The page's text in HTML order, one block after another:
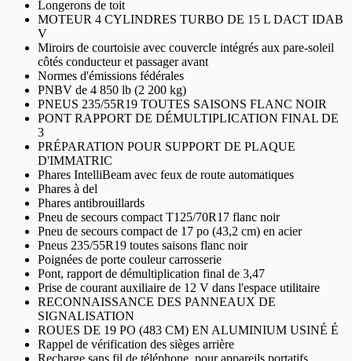
Longerons de toit
MOTEUR 4 CYLINDRES TURBO DE 15 L DACT IDAB
V
Miroirs de courtoisie avec couvercle intégrés aux pare-soleil
côtés conducteur et passager avant
Normes d'émissions fédérales
PNBV de 4 850 lb (2 200 kg)
PNEUS 235/55R19 TOUTES SAISONS FLANC NOIR
PONT RAPPORT DE DÉMULTIPLICATION FINAL DE
3
PRÉPARATION POUR SUPPORT DE PLAQUE
D'IMMATRIC
Phares IntelliBeam avec feux de route automatiques
Phares à del
Phares antibrouillards
Pneu de secours compact T125/70R17 flanc noir
Pneu de secours compact de 17 po (43,2 cm) en acier
Pneus 235/55R19 toutes saisons flanc noir
Poignées de porte couleur carrosserie
Pont, rapport de démultiplication final de 3,47
Prise de courant auxiliaire de 12 V dans l'espace utilitaire
RECONNAISSANCE DES PANNEAUX DE
SIGNALISATION
ROUES DE 19 PO (483 CM) EN ALUMINIUM USINÉ É
Rappel de vérification des sièges arrière